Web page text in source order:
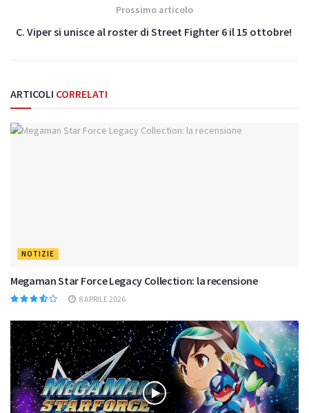
Prossimo articolo
C. Viper si unisce al roster di Street Fighter 6 il 15 ottobre!
ARTICOLI CORRELATI
NOTIZIE
Megaman Star Force Legacy Collection: la recensione
8 APRILE 2026